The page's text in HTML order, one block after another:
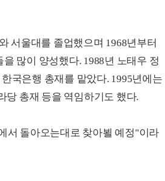
서울대를 졸업했으며 1968년부터
많이 양성했다. 1988년 노태우 정
국은행 총재를 맡았다. 1995년에는
당 총재 등을 역임하기도 했다.
서 돌아오는대로 찾아뵐 예정"이라